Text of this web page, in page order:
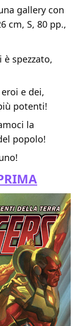
gallery con
cm, S, 80 pp.,
è spezzato,
e dei,
potenti!
la
popolo!